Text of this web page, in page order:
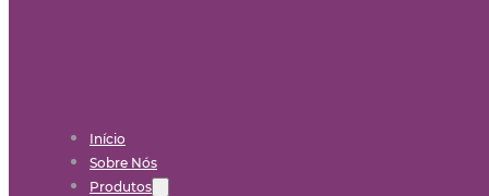
Início
Sobre Nós
Produtos